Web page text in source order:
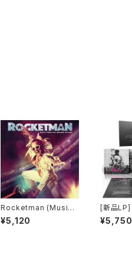
Rocketman (Music
From the Motion Pic
ture)
¥5,120
[新品
nal
¥5,750